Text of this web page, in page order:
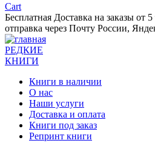
Cart
Бесплатная Доставка на заказы от
отправка через Почту России,
РЕДКИЕ
КНИГИ
Книги в наличии
О нас
Наши услуги
Доставка и оплата
Книги под заказ
Репринт книги